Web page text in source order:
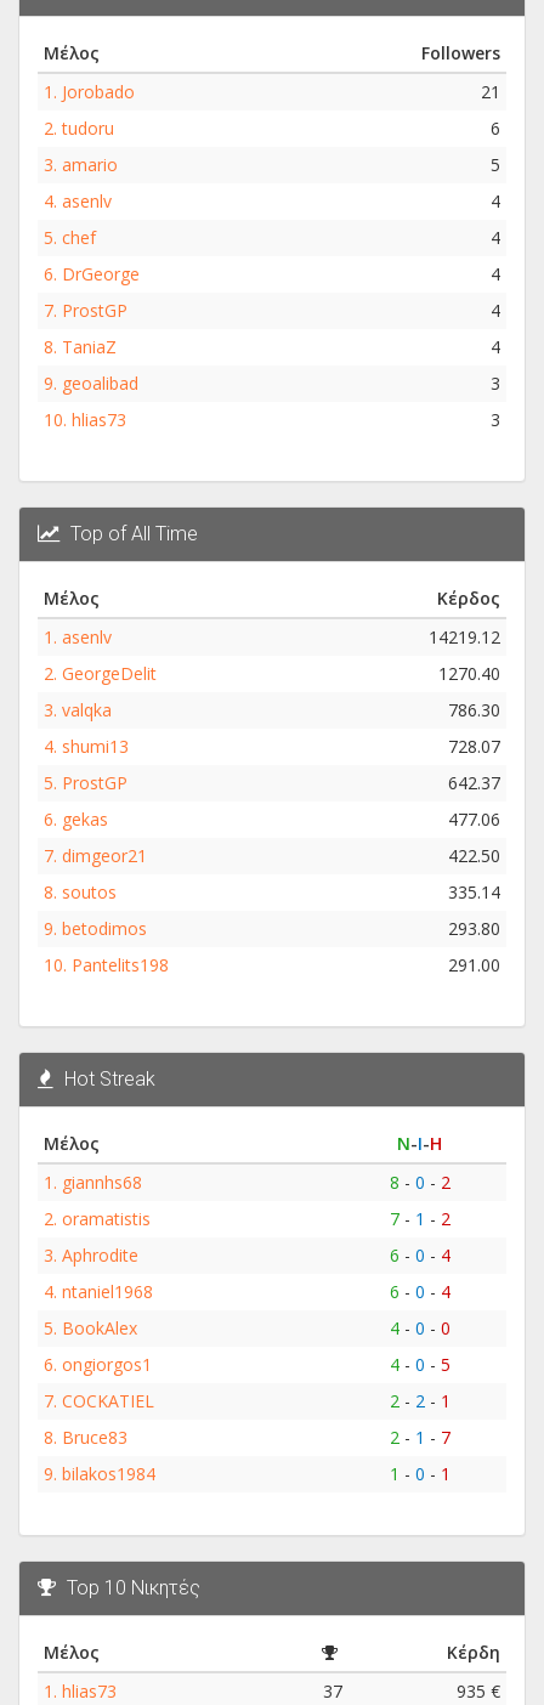
Μέλος
Followers
1. Jorobado
21
2.tudoru
6
3. amario
5
4. asenlv
4
5. chef
4
6. DrGeorge
4
7. ProstGP
4
8. TaniaZ
4
9. geoalibad
3
10. hlias73 3
Top of All Time
Μέλος
Κέρδος
1. asenlv
14219.12
2. GeorgeDelit
1270.40
3. valqka
786.30
4. shumi13
728.07
5. ProstGP
642.37
6. gekas
477.06
7. dimgeor21
422.50
8. soutos
335.14
9. betodimos
293.80
10. Pantelits198 291.00
Hot Streak
Μέλος Ν-Ι-Η
1. giannhs68 8 - 0 - 2
2. oramatistis 7- 1 - 2
3. Aphrodite 6 - 0 - 4
4. ntaniel1968 6 - 0 - 4
5. BookAlex 4- 0 - 0
6. ongiorgos1 4- 0 - 5
7. COCKATIEL 2- 2- 1
8. Bruce83 2- 1 - 7
9. bilakos1984 1 - 0 - 1
Top 10 Νικητές
Μέλος
Κέρδη
1. hlias73 37
935 €